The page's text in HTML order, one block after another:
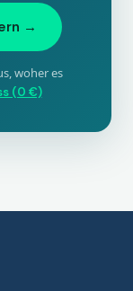
→
woher es
(0 €)